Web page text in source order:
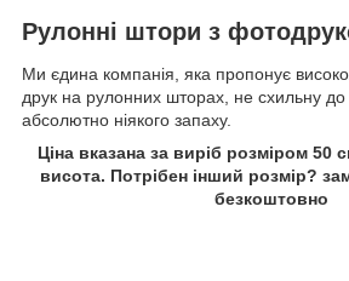
Рулонні штори з
Ми єдина компанія, яка пропонує
друк на рулонних шторах, не схильну
абсолютно ніякого запаху.
Ціна вказана за виріб розміром 50
висота. Потрібен інший розмір?
безкоштовно